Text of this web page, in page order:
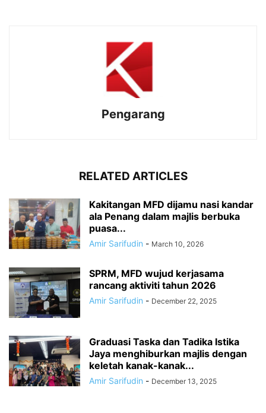
Pengarang
RELATED ARTICLES
Kakitangan MFD dijamu nasi kandar
ala Penang dalam majlis berbuka
puasa...
Amir Sarifudin - March 10, 2026
SPRM, MFD wujud kerjasama
rancang aktiviti tahun 2026
Amir Sarifudin - December 22, 2025
Graduasi Taska dan Tadika Istika
Jaya menghiburkan majlis dengan
keletah kanak-kanak...
Amir Sarifudin - December 13, 2025